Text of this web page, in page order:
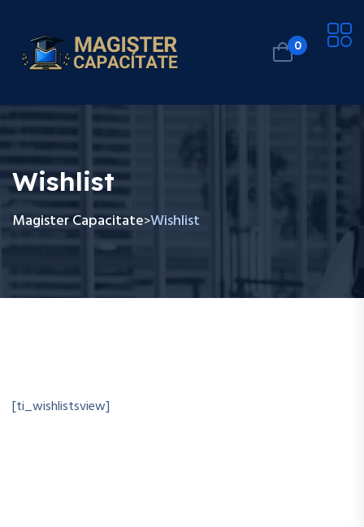
0
Wishlist
Magister Capacitate>Wishlist
[ti_wishlistsview]